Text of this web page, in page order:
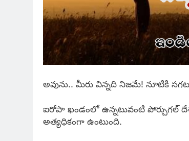
అవును.. మీరు విన్నది నిజమే! నూటికి
ఐరోపా ఖండంలో ఉన్నటువంటి పోర్చుగల్
అత్యధికంగా ఉంటుంది.